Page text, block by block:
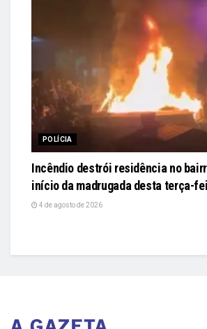
POLÍCIA
Incêndio destrói residência no
início da madrugada desta terça-
4 de agosto de 2026